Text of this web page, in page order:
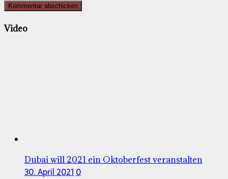
Video
Dubai will 2021 ein Oktoberfest veranstalten
30. April 2021 0